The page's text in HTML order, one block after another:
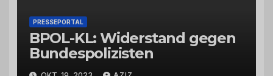
PRESSEPORTAL
BPOL-KL: Widerstand gegen
Bundespolizisten